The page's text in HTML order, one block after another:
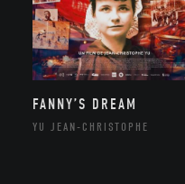
FANNY’S DREAM
YU JEAN-CHRISTOPHE